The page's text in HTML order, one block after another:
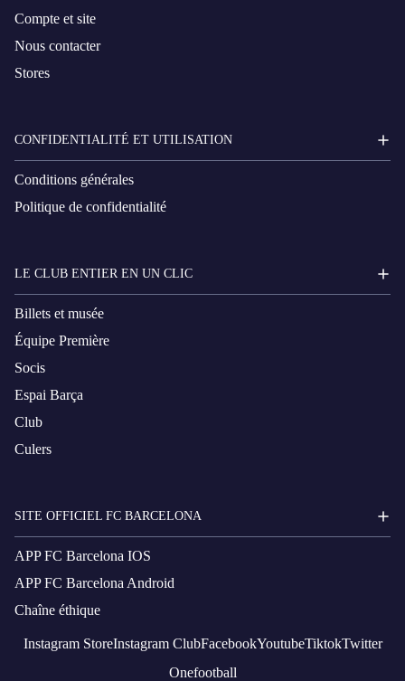
Compte et site
Nous contacter
Stores
CONFIDENTIALITÉ ET UTILISATION
Conditions générales
Politique de confidentialité
LE CLUB ENTIER EN UN CLIC
Billets et musée
Équipe Première
Socis
Espai Barça
Club
Culers
SITE OFFICIEL FC BARCELONA
APP FC Barcelona IOS
APP FC Barcelona Android
Chaîne éthique
Instagram StoreInstagram ClubFacebookYoutubeTiktokTwitter
Onefootball